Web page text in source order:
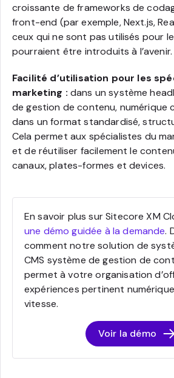
croissante de frameworks de
front-end (par exemple, Next.js,
ceux qui ne sont pas utilisés pour
pourraient être introduits à l’avenir.
Facilité d’utilisation pour les
marketing : dans un système
de gestion de contenu, numérique
dans un format standardisé,
Cela permet aux spécialistes du
et de réutiliser facilement le
canaux, plates-formes et devices.
En savoir plus sur Sitecore XM
une démo guidée à la demande.
comment notre solution de
CMS système de gestion de
permet à votre organisation
expériences pertinent
vitesse.
Voir la démo